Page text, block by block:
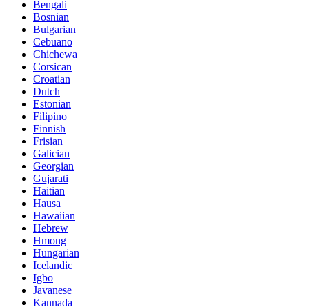
Bengali
Bosnian
Bulgarian
Cebuano
Chichewa
Corsican
Croatian
Dutch
Estonian
Filipino
Finnish
Frisian
Galician
Georgian
Gujarati
Haitian
Hausa
Hawaiian
Hebrew
Hmong
Hungarian
Icelandic
Igbo
Javanese
Kannada